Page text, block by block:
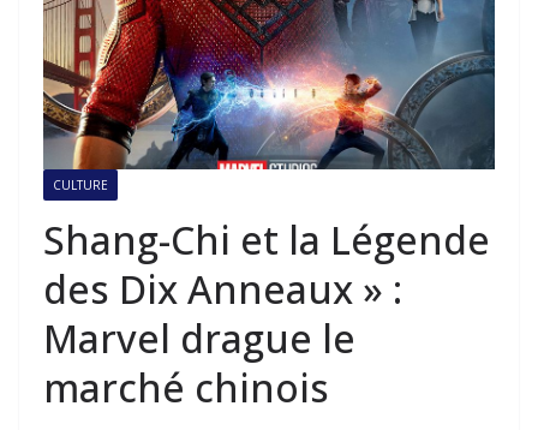
CULTURE
Shang-Chi et la Légende
des Dix Anneaux » :
Marvel drague le
marché chinois